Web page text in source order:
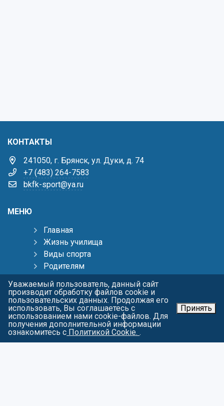
КОНТАКТЫ
241050, г. Брянск, ул. Дуки, д. 74
+7 (483) 264-7583
bkfk-sport@ya.ru
МЕНЮ
Главная
Жизнь училища
Виды спорта
Родителям
Пресс-центр
Контакты
Карта сайта
О персональных данных
Уважаемый пользователь, данный сайт
производит обработку файлов cookie и
пользовательских данных. Продолжая его
использовать, Вы соглашаетесь с
использованием нами cookie-файлов. Для
получения дополнительной информации
ознакомитесь с Политикой Cookie..
Принять